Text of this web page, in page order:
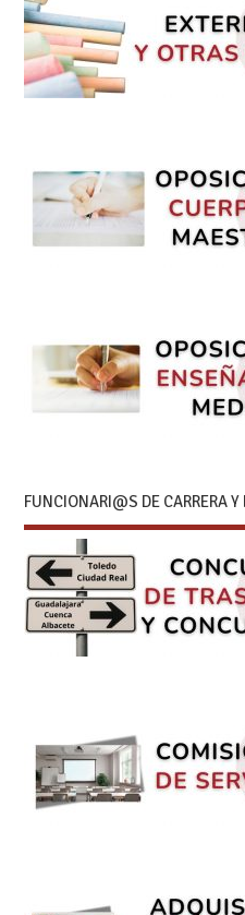
FUNCIONARI@S DE CARRERA Y